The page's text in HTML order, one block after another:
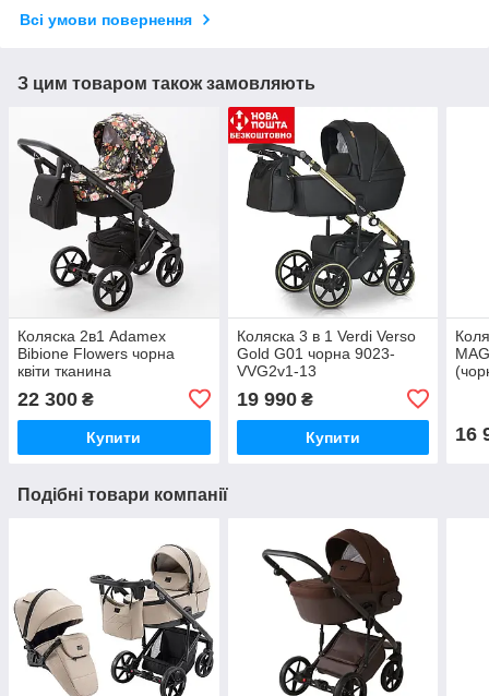
Всі умови повернення
З цим товаром також замовляють
Коляска 2в1 Adamex
Bibione Flowers чорна
квіти тканина
22 300 ₴
Купити
Коляска 3 в 1 Verdi Verso
Gold G01 чорна 9023-
VVG2v1-13
19 990₴
Купити 16
Подібні товари компанії